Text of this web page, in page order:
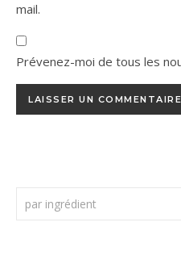
mail.
Prévenez-moi de tous les